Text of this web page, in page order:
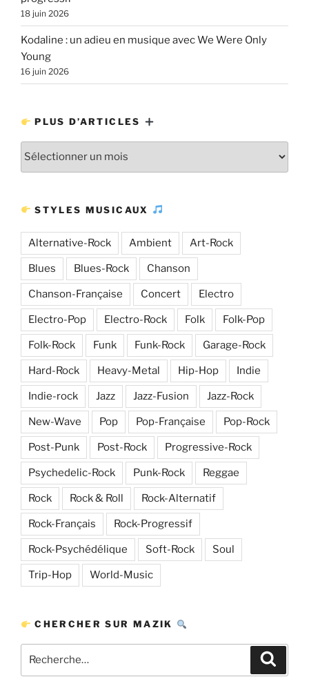
18 juin 2026
Kodaline : un adieu en musique avec We Were Only
Young
16 juin 2026
PLUS D’ARTICLES
STYLES MUSICAUX
Alternative-Rock Ambient Art-Rock
Blues Blues-Rock Chanson
Chanson-Française Concert Electro
Electro-Pop Electro-Rock Folk Folk-Pop
Folk-Rock Funk Funk-Rock Garage-Rock
Hard-Rock Heavy-Metal Hip-Hop Indie
Indie-rock Jazz Jazz-Fusion Jazz-Rock
New-Wave Pop Pop-Française Pop-Rock
Post-Punk Post-Rock Progressive-Rock
Psychedelic-Rock Punk-Rock Reggae
Rock Rock & Roll Rock-Alternatif
Rock-Français Rock-Progressif
Rock-Psychédélique Soft-Rock Soul
Trip-Hop World-Music
CHERCHER SUR MAZIK
pour